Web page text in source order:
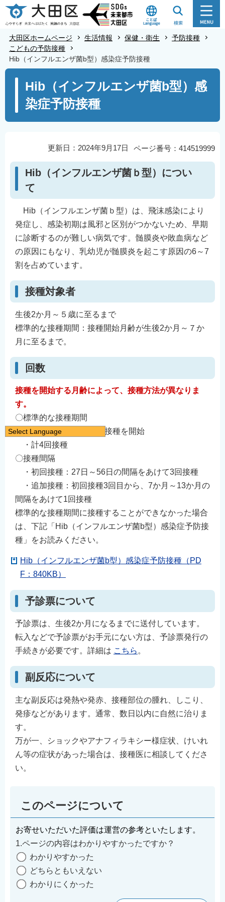
こ
の
の
大田区ホームページ 生活情報 保健・衛生
予防接種
こどもの予防接種
Hib（インフルエンザ菌b型）感染症予防接種
Hib（インフルエンザ菌b型）感
染症予防接種
ページ番号：414519999
更新日：2024年9月17日
Hib（インフルエンザ菌ｂ型）につい
て
Hib（インフルエンザ菌ｂ型）は、飛沫感染により
発症し、感染初期は風邪と区別がつかないため、早期
に診断するのが難しい病気です。髄膜炎や敗血病など
の原因にもなり、乳幼児が髄膜炎を起こす原因の6～7
割を占めています。
接種対象者
生後2か月～５歳に至るまで
標準的な接種期間：接種開始月齢が生後2か月～７か
月に至るまで。
回数
接種を開始する月齢によって、接種方法が異なりま
す。
〇標準的な接種期間
・生後2か月～7か月で接種を開始
・計4回接種
〇接種間隔
・初回接種：27日～56日の間隔をあけて3回接種
・追加接種：初回接種3回目から、7か月～13か月の
間隔をあけて1回接種
標準的な接種期間に接種することができなかった場合
は、下記「Hib（インフルエンザ菌b型）感染症予防接
種」をお読みください。
Hib（インフルエンザ菌b型）感染症予防接種（PD
F：840KB）
予診票について
予診票は、生後2か月になるまでに送付しています。
転入などで予診票がお手元にない方は、予診票発行の
手続きが必要です。詳細は こちら 。
副反応について
主な副反応は発熱や発赤、接種部位の腫れ、しこり、
発疹などがあります。通常、数日以内に自然に治りま
す。
万が一、ショックやアナフィラキシー様症状、けいれ
ん等の症状があった場合は、接種医に相談してくださ
い。
このページについて
お寄せいただいた評価は運営の参考といたします。
1.ページの内容はわかりやすかったですか？
わかりやすかった
どちらともいえない
わかりにくかった
Select Language
日本語
English
简体中文
繁體中文
한국어
नेपाली
Filipino